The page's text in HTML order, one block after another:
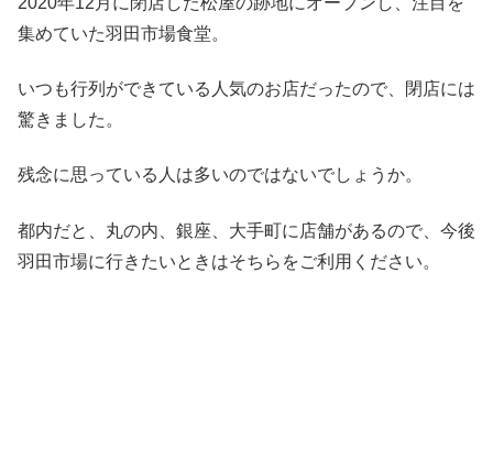
集めていた羽田市場食堂。
いつも行列ができている人気のお店だったので、閉店には
驚きました。
残念に思っている人は多いのではないでしょうか。
都内だと、丸の内、銀座、大手町に店舗があるので、今後
羽田市場に行きたいときはそちらをご利用ください。